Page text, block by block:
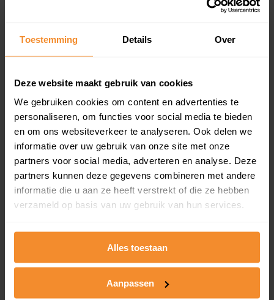
Toestemming Details Over
Deze website maakt gebruik van cookies
We gebruiken cookies om content en advertenties te
personaliseren, om functies voor social media te bieden
en om ons websiteverkeer te analyseren. Ook delen we
informatie over uw gebruik van onze site met onze
partners voor social media, adverteren en analyse. Deze
partners kunnen deze gegevens combineren met andere
informatie die u aan ze heeft verstrekt of die ze hebben
verzameld op basis van uw gebruik van hun services.
Alles toestaan
Aanpassen
Koopsommenoverzicht (1 jaar gratis
Inclusief 1 jaar gratis updates
inclusief een jaar lang gratis updates van nieuwe
koopsommen.
Bekijk product
Direct leverbaar
Kadastrale kaart pakket
Alleen globale ligging perceel
Een uitgebreid overzicht van het perceel en